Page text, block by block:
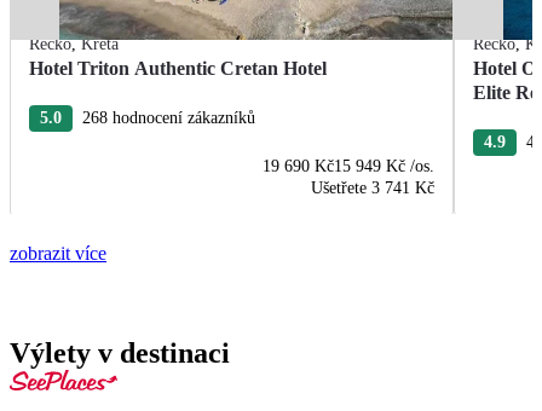
Řecko,Kréta
Hotel Triton Authentic Cretan Hotel
5.0 268 hodnocení zákazníků
19 690 Kč15 949 Kč /os.
Ušetřete 3 741 Kč
Řecko,
Hotel
Elite
4.9
zobrazit více
Výlety v destinaci